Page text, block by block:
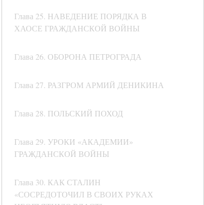
Глава 25. НАВЕДЕНИЕ ПОРЯДКА В
ХАОСЕ ГРАЖДАНСКОЙ ВОЙНЫ
Глава 26. ОБОРОНА ПЕТРОГРАДА
Глава 27. РАЗГРОМ АРМИЙ ДЕНИКИНА
Глава 28. ПОЛЬСКИЙ ПОХОД
Глава 29. УРОКИ «АКАДЕМИИ»
ГРАЖДАНСКОЙ ВОЙНЫ
Глава 30. КАК СТАЛИН
«СОСРЕДОТОЧИЛ В СВОИХ РУКАХ